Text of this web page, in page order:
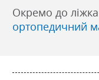
Окремо до
ортопедичний